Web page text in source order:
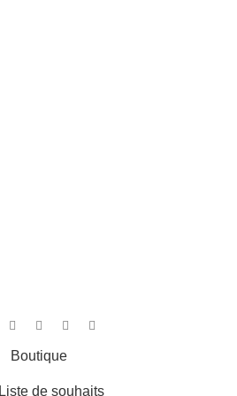
Boutique
Liste de souhaits